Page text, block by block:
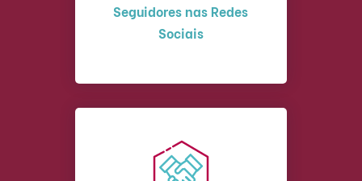
Seguidores nas Redes
Sociais